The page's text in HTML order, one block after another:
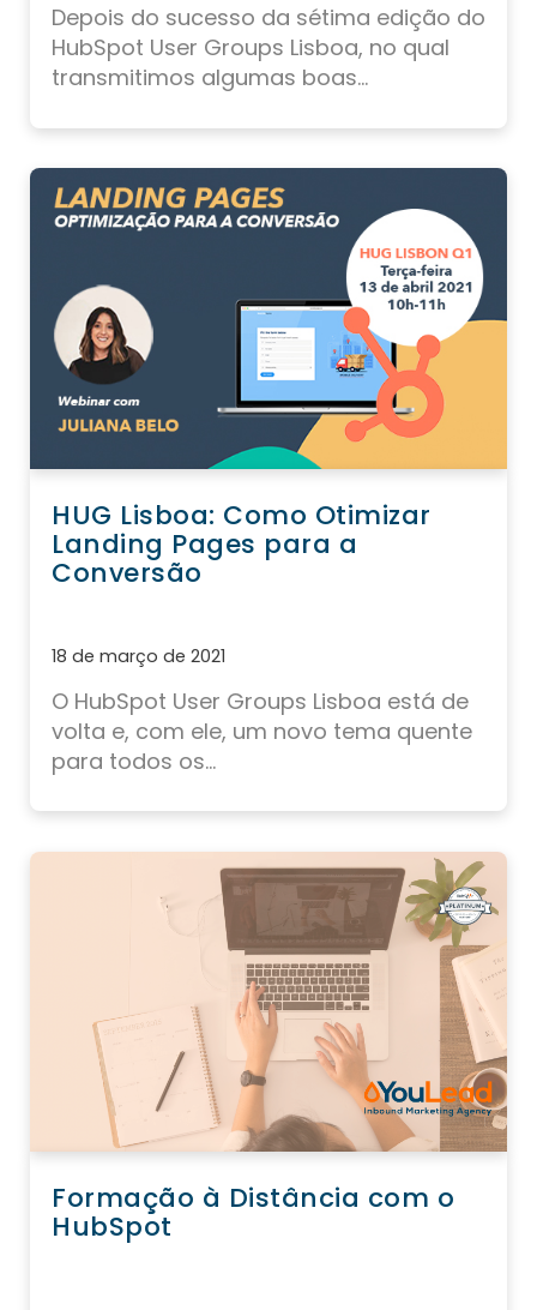
Depois do sucesso da sétima edição do
HubSpot User Groups Lisboa, no qual
transmitimos algumas boas...
HUG Lisboa: Como Otimizar
Landing Pages para a
Conversão
18 de março de 2021
O HubSpot User Groups Lisboa está de
volta e, com ele, um novo tema quente
para todos os...
Formação à Distância com o
HubSpot